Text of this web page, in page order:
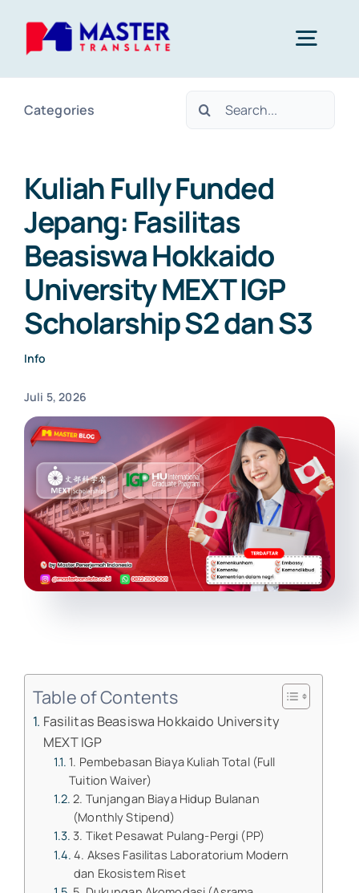
Home
About Us
Blog
Kontak
Categories
Search
Kuliah Fully Funded
Jepang: Fasilitas
Beasiswa Hokkaido
University MEXT IGP
Scholarship S2 dan S3
Info
Juli 5, 2026
Table of Contents
Fasilitas Beasiswa Hokkaido University
MEXT IGP
1. Pembebasan Biaya Kuliah Total (Full
Tuition Waiver)
2. Tunjangan Biaya Hidup Bulanan
(Monthly Stipend)
3. Tiket Pesawat Pulang-Pergi (PP)
4. Akses Fasilitas Laboratorium Modern
dan Ekosistem Riset